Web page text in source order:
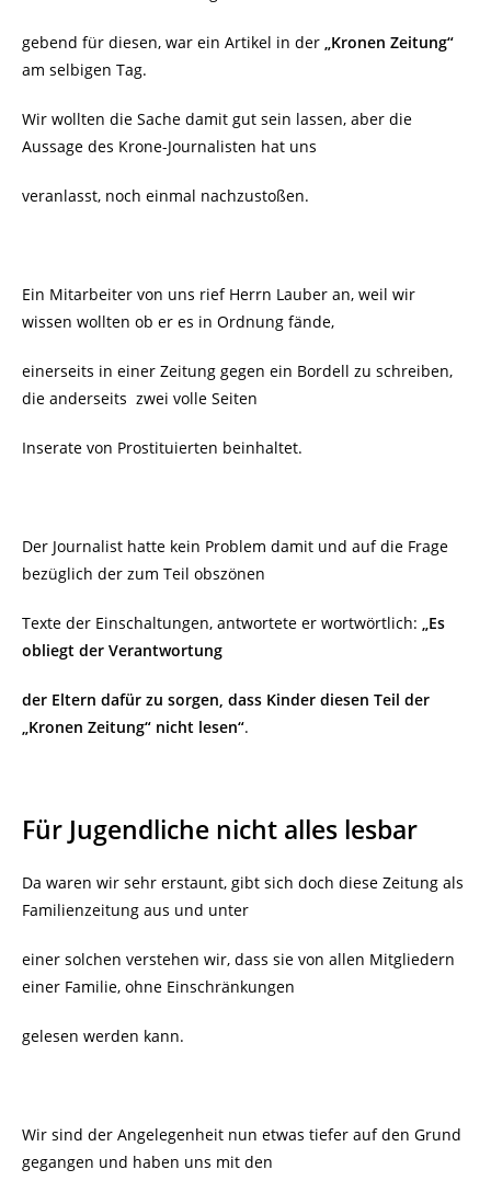
gebend für diesen, war ein Artikel in der „Kronen Zeitung“
am selbigen Tag.
Wir wollten die Sache damit gut sein lassen, aber die
Aussage des Krone-Journalisten hat uns
veranlasst, noch einmal nachzustoßen.
Ein Mitarbeiter von uns rief Herrn Lauber an, weil wir
wissen wollten ob er es in Ordnung fände,
einerseits in einer Zeitung gegen ein Bordell zu schreiben,
die anderseits zwei volle Seiten
Inserate von Prostituierten beinhaltet.
Der Journalist hatte kein Problem damit und auf die Frage
bezüglich der zum Teil obszönen
Texte der Einschaltungen, antwortete er wortwörtlich: „Es
obliegt der Verantwortung
der Eltern dafür zu sorgen, dass Kinder diesen Teil der
„Kronen Zeitung“ nicht lesen“.
Für Jugendliche nicht alles lesbar
Da waren wir sehr erstaunt, gibt sich doch diese Zeitung als
Familienzeitung aus und unter
einer solchen verstehen wir, dass sie von allen Mitgliedern
einer Familie, ohne Einschränkungen
gelesen werden kann.
Wir sind der Angelegenheit nun etwas tiefer auf den Grund
gegangen und haben uns mit den